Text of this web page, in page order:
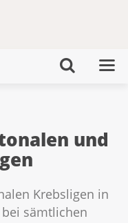
und
Krebsligen in
sämtlichen